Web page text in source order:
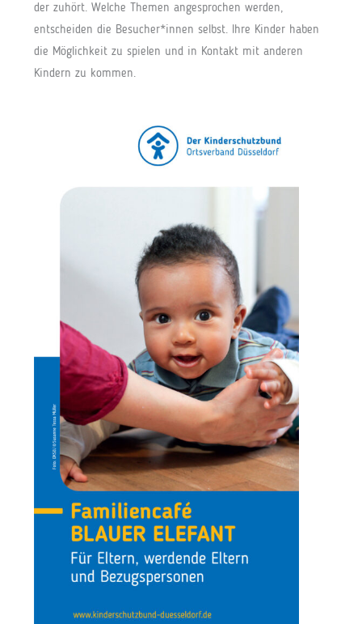
der zuhört. Welche Themen angesprochen werden,
entscheiden die Besucher*innen selbst. Ihre Kinder haben
die Möglichkeit zu spielen und in Kontakt mit anderen
Kindern zu kommen.